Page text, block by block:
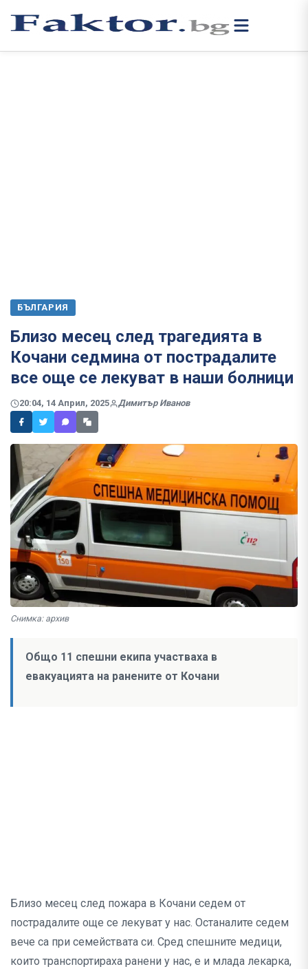
БЪЛГАРИЯ
Близо месец след трагедията в
Кочани седмина от пострадалите
все още се лекуват в наши болници
20:04, 14 Април, 2025 Димитър Иванов
Снимка: архив
Общо 11 спешни екипа участваха в
евакуацията на ранените от Кочани
Близо месец след пожара в Кочани седем от
пострадалите още се лекуват у нас. Останалите седем
вече са при семействата си. Сред спешните медици,
които транспортираха ранени у нас, е и млада лекарка,